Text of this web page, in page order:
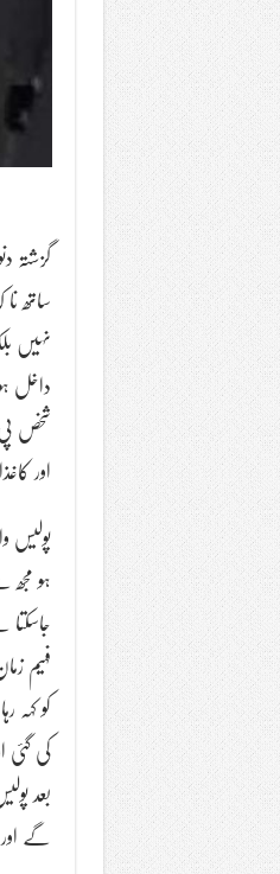
ساتھ
نہیں
داخل
شخص
اور
ہو
فہیم
کو
کی
بعد
گے